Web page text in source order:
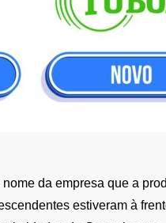
da empresa que a
estiveram à